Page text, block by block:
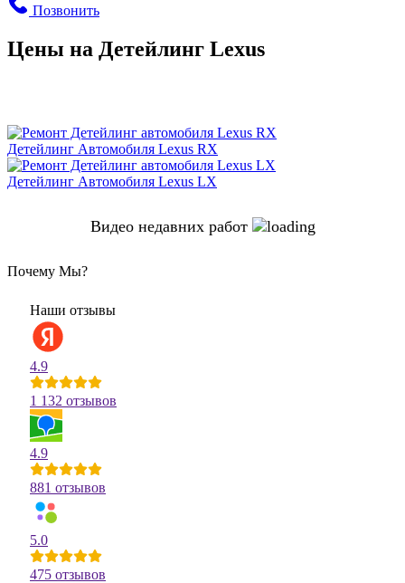
Позвонить
Цены на Детейлинг Lexus
Детейлинг Автомобиля Lexus RX
Детейлинг Автомобиля Lexus LX
Видео недавних работ
Почему Мы?
Наши отзывы
4.9
1 132 отзывов
4.9
881 отзывов
5.0
475 отзывов